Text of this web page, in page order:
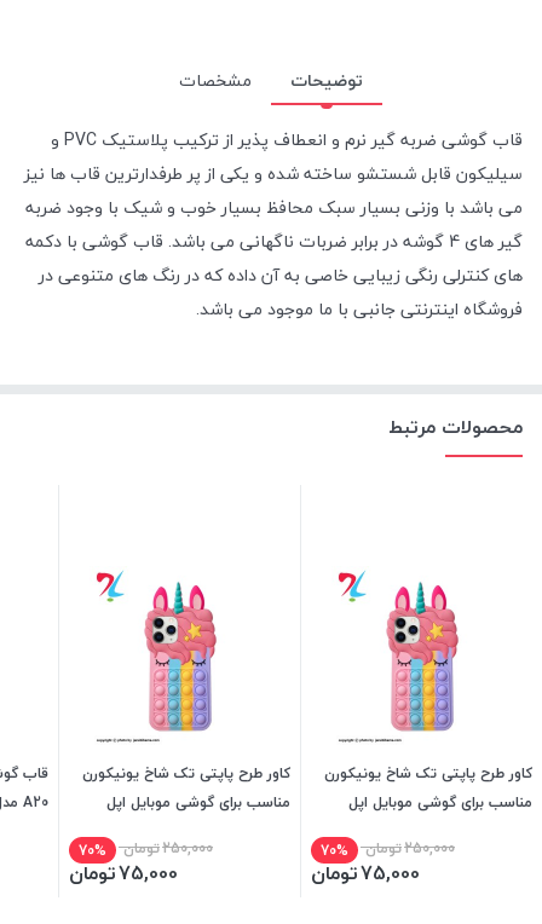
توضیحات
مشخصات
قاب گوشی ضربه گیر نرم و انعطاف پذیر از ترکیب پلاستیک PVC و
سیلیکون قابل شستشو ساخته شده و یکی از پر طرفدارترین قاب ها نیز
می باشد با وزنی بسیار سبک محافظ بسیار خوب و شیک با وجود ضربه
گیر های 4 گوشه در برابر ضربات ناگهانی می باشد. قاب گوشی با دکمه
های کنترلی رنگی زیبایی خاصی به آن داده که در رنگ های متنوعی در
فروشگاه اینترنتی جانبی با ما موجود می باشد.
محصولات مرتبط
کاور طرح پاپتی تک شاخ یونیکورن
مناسب برای گوشی موبایل اپل
250,000تومان 70%
75,000تومان
کاور طرح پاپتی تک شاخ یونیکورن
مناسب برای گوشی موبایل اپل
250,000تومان 70%
75,000تومان
A20 مدل ضد ضربه هولدردار